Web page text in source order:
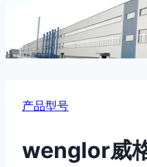
产品型号
wenglor威